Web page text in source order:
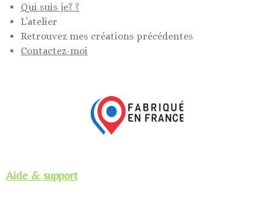
Qui suis je? ?
L’atelier
Retrouvez mes créations précédentes
Contactez-moi
Aide & support